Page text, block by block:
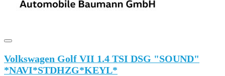
Volkswagen Golf VII 1.4 TSI DSG "SOUND"
*NAVI*STDHZG*KEYL*